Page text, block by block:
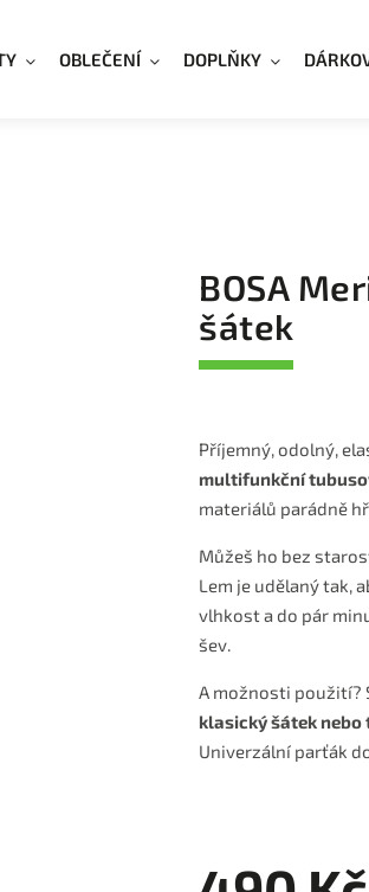
OBLEČENÍ DOPLŇKY
BOSA
šátek
Příjemný, odolný,
multifunkční
materiálů parádně
Můžeš ho bez
Lem je udělaný tak,
vlhkost a do pár
šev.
A možnosti použití?
klasický šátek
Univerzální parťák